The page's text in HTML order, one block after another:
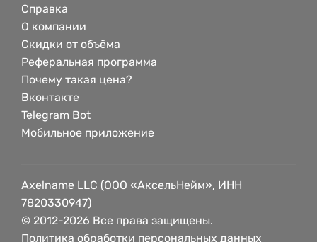
Справка
О компании
Скидки от объёма
Реферальная программа
Почему такая цена?
Вконтакте
Telegram Bot
Мобильное приложение
Axelname LLC (ООО «АксельНейм», ИНН
7820330947)
© 2012-2026 Все права защищены.
Политика обработки персональных данных